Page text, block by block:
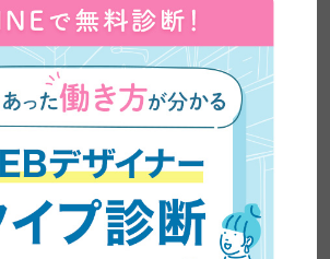
績と経験を増やそう
では文字単価0.5円～1円未満のものとしま
は、ワーカーの制作実績やクライアントか
になっています。
少ないWebライターが1円以上の案件を取